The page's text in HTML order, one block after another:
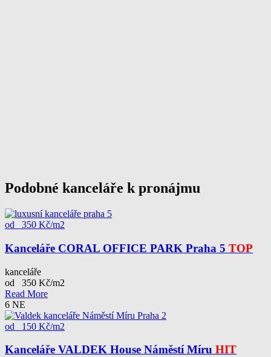
Podobné kanceláře k pronájmu
od 350 Kč/m2
Kanceláře CORAL OFFICE PARK Praha 5 TOP
kanceláře
od 350 Kč/m2
Read More
6 NE
od 150 Kč/m2
Kanceláře VALDEK House Náměstí Míru HIT